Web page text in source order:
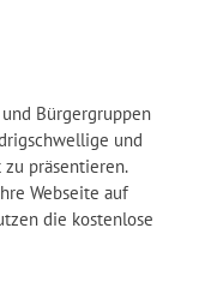
Bürgergruppen
und
präsentieren.
Webseite auf
die kostenlose